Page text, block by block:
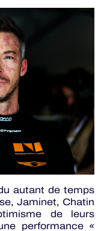
autant de temps
Jaminet, Chatin
de leurs
performance «